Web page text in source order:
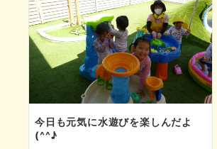
今日も元気に水遊びを楽しんだよ
(^^♪